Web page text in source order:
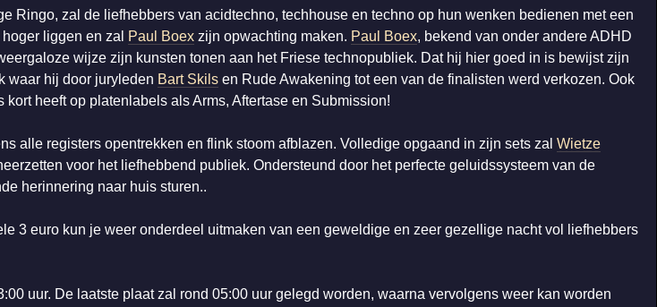
Ringo, zal de liefhebbers van acidtechno, techhouse en techno op hun wenken bedienen met een
liggen en zal
Paul Boexzijn opwachting maken. Paul Boex, bekend van onder andere ADHD
wijze zijn kunsten tonen aan het Friese technopubliek. Dat hij hier goed in is bewijst zijn
waar hij door juryleden Bart Skilsen Rude Awakening tot een van de finalisten werd verkozen. Ook
heeft op platenlabels als Arms, Aftertase en Submission!
alle registers opentrekken en flink stoom afblazen. Volledige opgaand in zijn sets zal Wietze
voor het liefhebbend publiek. Ondersteund door het perfecte geluidssysteem van de
herinnering naar huis sturen..
3 euro kun je weer onderdeel uitmaken van een geweldige en zeer gezellige nacht vol liefhebbers
uur. De laatste plaat zal rond 05:00 uur gelegd worden, waarna vervolgens weer kan worden